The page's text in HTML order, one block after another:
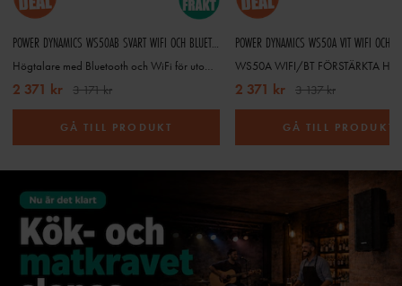
POWER DYNAMICS WS50AB SVART WIFI OCH BLUETOOTH AKTIVA HÖGTALARSET
Högtalare med Bluetooth och WiFi för utomhus- och inomhusbruk
2 371 kr 3 171 kr
GÅ TILL PRODUKT
2 371 kr 3 137 kr
GÅ TILL PRODUKT